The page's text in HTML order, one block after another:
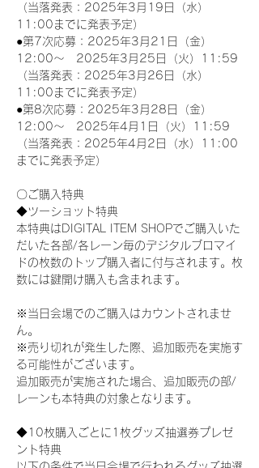
（当落発表：2025年3月19日（水）
11:00までに発表予定）
●第7次応募：2025年3月21日（金）
12:00～　2025年3月25日（火）11:59
（当落発表：2025年3月26日（水）
11:00までに発表予定）
●第8次応募：2025年3月28日（金）
12:00～　2025年4月1日（火）11:59
（当落発表：2025年4月2日（水）11:00
までに発表予定）
〇ご購入特典
◆ツーショット特典
本特典はDIGITAL ITEM SHOPでご購入いた
だいた各部/各レーン毎のデジタルブロマイ
ドの枚数のトップ購入者に付与されます。枚
数には鍵開け購入も含まれます。
※当日会場でのご購入はカウントされませ
ん。
※売り切れが発生した際、追加販売を実施す
る可能性がございます。
追加販売が実施された場合、追加販売の部/
レーンも本特典の対象となります。
◆10枚購入ごとに1枚グッズ抽選券プレゼ
ント特典